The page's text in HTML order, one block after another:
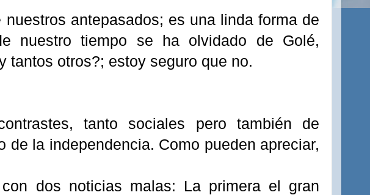
antepasados; es una linda forma de
nuestro tiempo se ha olvidado de Golé,
otros?; estoy seguro que no.
tanto sociales pero también de
de la independencia. Como pueden apreciar,
dos noticias malas: La primera el gran